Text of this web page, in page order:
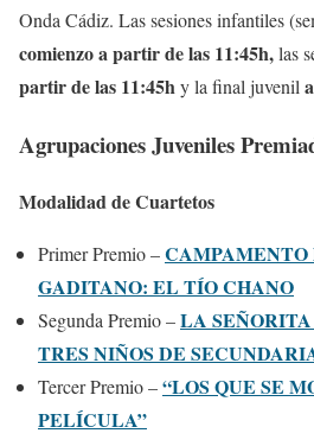
Onda Cádiz. Las sesiones infantiles
comienzo a partir de las 11:45h,las
partir de las 11:45hy la final juvenil
Agrupaciones Juveniles
Modalidad de Cuartetos
Primer Premio –
GADITANO: EL TÍO CHANO
Segunda Premio –LA
TRES NIÑOS DE
Tercer Premio –“LOS QUE SE
PELÍCULA”